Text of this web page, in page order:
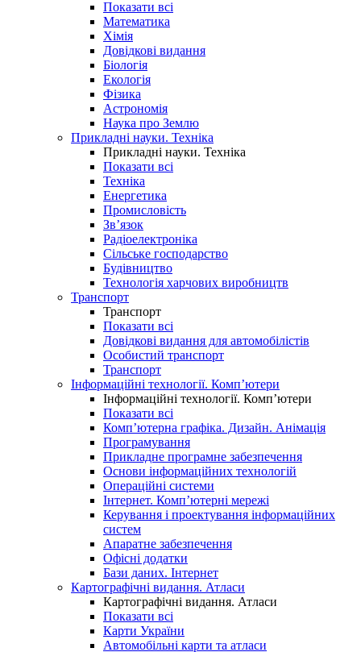
Показати всі
Математика
Хімія
Довідкові видання
Біологія
Екологія
Фізика
Астрономія
Наука про Землю
Прикладні науки. Техніка
Прикладні науки. Техніка
Показати всі
Техніка
Енергетика
Промисловість
Зв’язок
Радіоелектроніка
Сільське господарство
Будівництво
Технологія харчових виробництв
Транспорт
Транспорт
Показати всі
Довідкові видання для автомобілістів
Особистий транспорт
Транспорт
Інформаційні технології. Комп’ютери
Інформаційні технології. Комп’ютери
Показати всі
Комп’ютерна графіка. Дизайн. Анімація
Програмування
Прикладне програмне забезпечення
Основи інформаційних технологій
Операційні системи
Інтернет. Комп’ютерні мережі
Керування і проектування інформаційних
систем
Апаратне забезпечення
Офісні додатки
Бази даних. Інтернет
Картографічні видання. Атласи
Картографічні видання. Атласи
Показати всі
Карти України
Автомобільні карти та атласи